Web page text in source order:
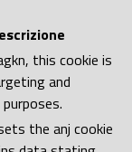
this cookie is
and
the anj cookie